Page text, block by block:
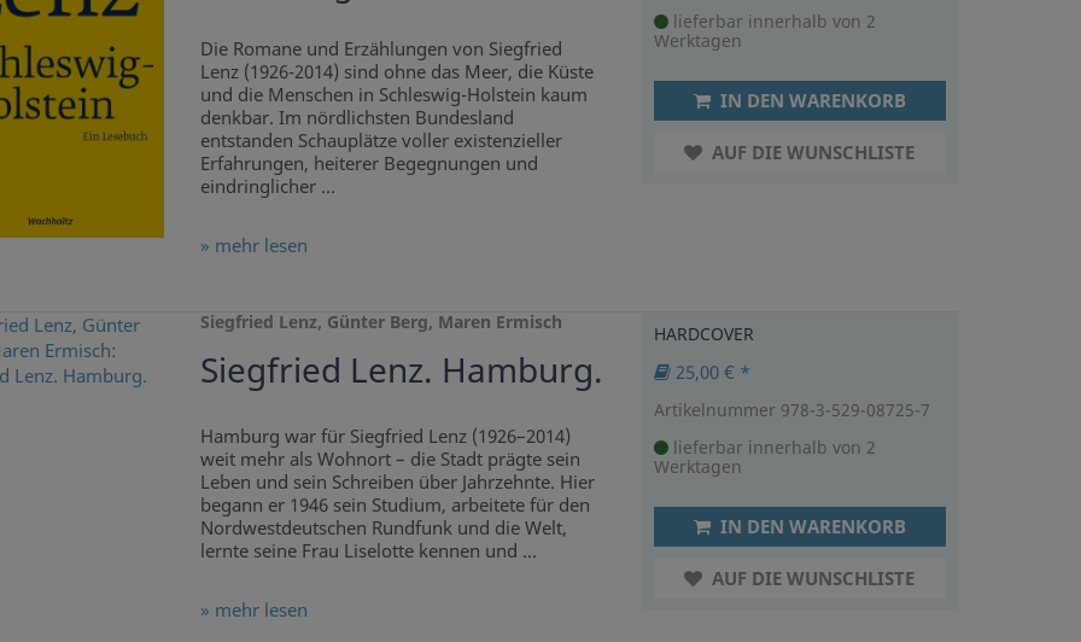
Die Romane und Erzählungen von Siegfried
Lenz (1926-2014) sind ohne das Meer, die Küste
und die Menschen in Schleswig-Holstein kaum
denkbar. Im nördlichsten Bundesland
entstanden Schauplätze voller existenzieller
Erfahrungen, heiterer Begegnungen und
eindringlicher ...
» mehr lesen
lieferbar innerhalb von 2
Werktagen
IN DEN WARENKORB
AUF DIE WUNSCHLISTE
Siegfried Lenz, Günter Berg, Maren Ermisch
Siegfried Lenz. Hamburg.
Hamburg war für Siegfried Lenz (1926–2014)
weit mehr als Wohnort – die Stadt prägte sein
Leben und sein Schreiben über Jahrzehnte. Hier
begann er 1946 sein Studium, arbeitete für den
Nordwestdeutschen Rundfunk und die Welt,
lernte seine Frau Liselotte kennen und ...
» mehr lesen
HARDCOVER
25,00 € *
Artikelnummer 978-3-529-08725-7
lieferbar innerhalb von 2
Werktagen
IN DEN WARENKORB
AUF DIE WUNSCHLISTE